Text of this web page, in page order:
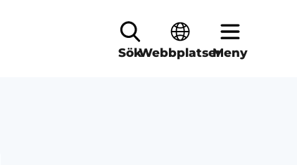
SökWebbplatserMeny